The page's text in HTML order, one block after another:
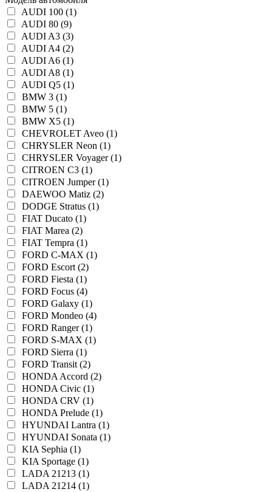
AUDI 100 (1)
AUDI 80 (9)
AUDI A3 (3)
AUDI A4 (2)
AUDI A6 (1)
AUDI A8 (1)
AUDI Q5 (1)
BMW 3 (1)
BMW 5 (1)
BMW X5 (1)
CHEVROLET Aveo (1)
CHRYSLER Neon (1)
CHRYSLER Voyager (1)
CITROEN C3 (1)
CITROEN Jumper (1)
DAEWOO Matiz (2)
DODGE Stratus (1)
FIAT Ducato (1)
FIAT Marea (2)
FIAT Tempra (1)
FORD C-MAX (1)
FORD Escort (2)
FORD Fiesta (1)
FORD Focus (4)
FORD Galaxy (1)
FORD Mondeo (4)
FORD Ranger (1)
FORD S-MAX (1)
FORD Sierra (1)
FORD Transit (2)
HONDA Accord (2)
HONDA Civic (1)
HONDA CRV (1)
HONDA Prelude (1)
HYUNDAI Lantra (1)
HYUNDAI Sonata (1)
KIA Sephia (1)
KIA Sportage (1)
LADA 21213 (1)
LADA 21214 (1)